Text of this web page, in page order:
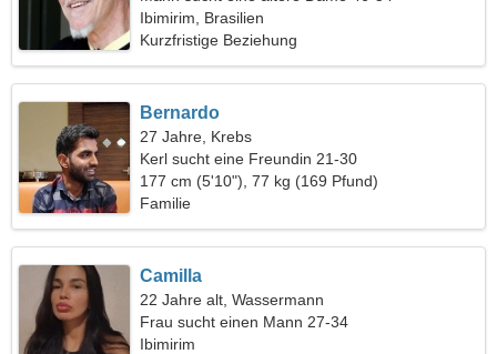
Ibimirim, Brasilien
Kurzfristige Beziehung
Bernardo
27 Jahre, Krebs
Kerl sucht eine Freundin 21-30
177 cm (5'10"), 77 kg (169 Pfund)
Familie
Camilla
22 Jahre alt, Wassermann
Frau sucht einen Mann 27-34
Ibimirim